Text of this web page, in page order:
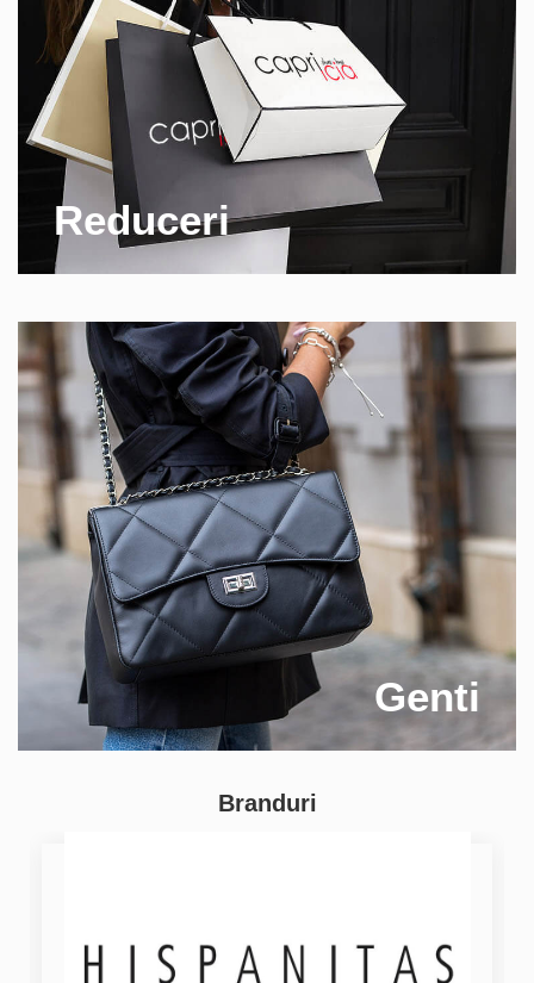
Reduceri
Genti
Branduri